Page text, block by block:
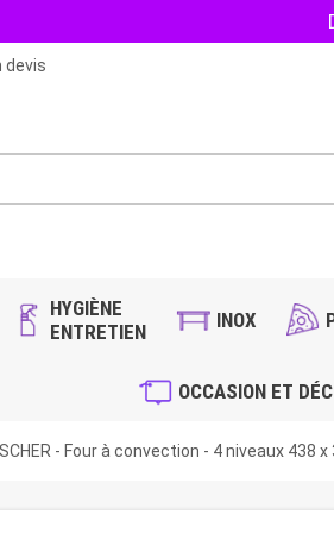
devis
HYGIÈNE
ENTRETIEN
INOX
OCCASION ET
- Four à convection - 4 niveaux 438